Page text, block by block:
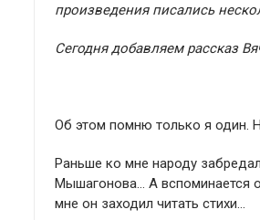
произведения писались
Сегодня добавляем рассказ
Об этом помню только я один.
Раньше ко мне народу
Мышагонова… А вспоминается
мне он заходил читать стихи…